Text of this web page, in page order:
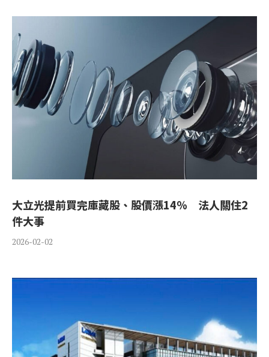
大立光提前買完庫藏股、股價漲14％ 法人關住2
件大事
2026-02-02